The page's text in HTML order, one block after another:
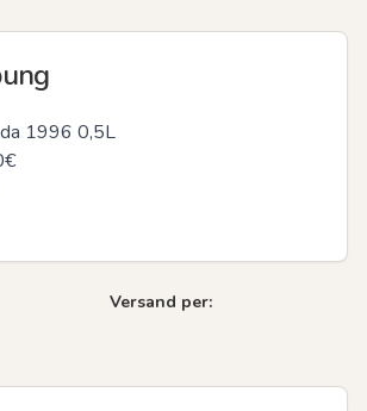
1996 0,5L
Versand per: